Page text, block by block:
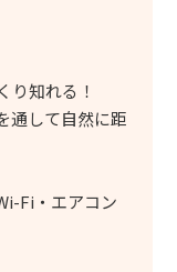
り知れる！
通して自然に距
Fi・エアコン